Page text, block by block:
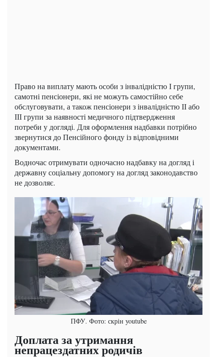
Право на виплату мають особи з інвалідністю І групи,
самотні пенсіонери, які не можуть самостійно себе
обслуговувати, а також пенсіонери з інвалідністю ІІ або
ІІІ групи за наявності медичного підтвердження
потреби у догляді. Для оформлення надбавки потрібно
звернутися до Пенсійного фонду із відповідними
документами.
Водночас отримувати одночасно надбавку на догляд і
державну соціальну допомогу на догляд законодавство
не дозволяє.
ПФУ. Фото: скрін youtube
Доплата за утримання
непрацездатних родичів